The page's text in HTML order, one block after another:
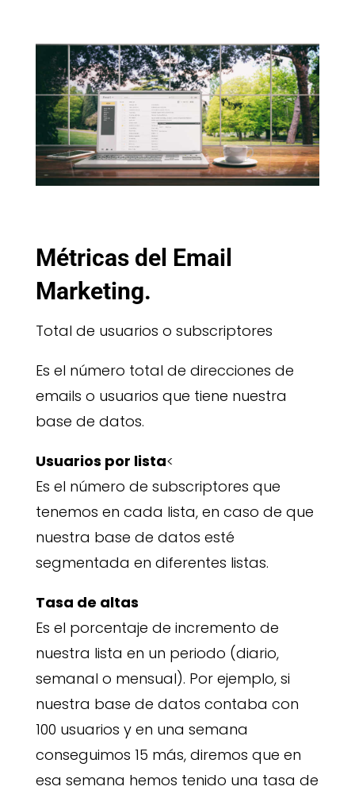
Métricas del Email
Marketing.
Total de usuarios o subscriptores
Es el número total de direcciones de
emails o usuarios que tiene nuestra
base de datos.
Usuarios por lista<
Es el número de subscriptores que
tenemos en cada lista, en caso de que
nuestra base de datos esté
segmentada en diferentes listas.
Tasa de altas
Es el porcentaje de incremento de
nuestra lista en un periodo (diario,
semanal o mensual). Por ejemplo, si
nuestra base de datos contaba con
100 usuarios y en una semana
conseguimos 15 más, diremos que en
esa semana hemos tenido una tasa de